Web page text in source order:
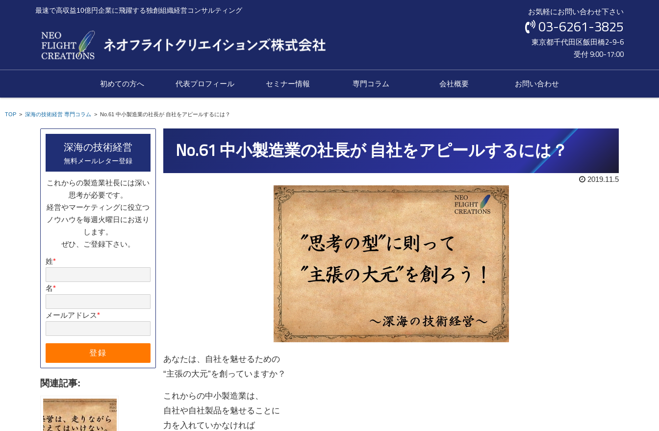
最速で高収益10億円企業に飛躍する独創組織経営コンサルティング お気軽にお問い合わせ下さい
03-6261-3825
東京都千代田区飯田橋2-9-6
受付 9:00-17:00
初めての方へ 代表プロフィール セミナー情報 専門コラム 会社概要 お問い合わせ
TOP > 深海の技術経営 専門コラム > No.61 中小製造業の社長が 自社をアピールするには？
No.61 中小製造業の社長が 自社をアピールするには？
2019.11.5
あなたは、自社を魅せるための
“主張の大元”を創っていますか？
これからの中小製造業は、
自社や自社製品を魅せることに
力を入れていかなければ
深海の技術経営
無料メールレター登録
これからの製造業社長には深い
思考が必要です。
経営やマーケティングに役立つ
ノウハウを毎週火曜日にお送り
します。
ぜひ、ご登録下さい。
姓*
名*
メールアドレス*
関連記事: